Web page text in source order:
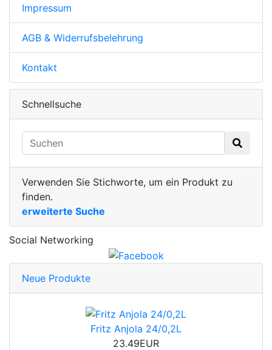
Impressum
AGB & Widerrufsbelehrung
Kontakt
Schnellsuche
Verwenden Sie Stichworte, um ein Produkt zu
finden.
erweiterte Suche
Social Networking
Neue Produkte
Fritz Anjola 24/0,2L
23.49EUR